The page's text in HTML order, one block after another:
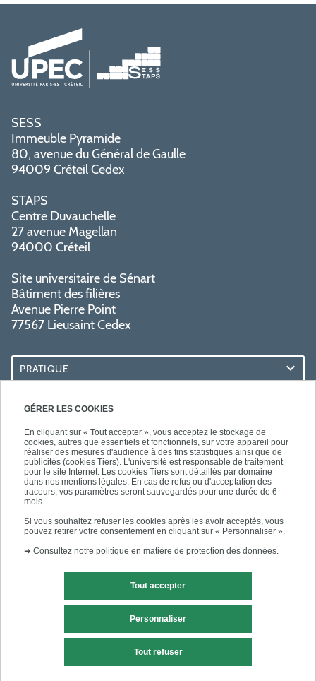
GÉRER LES COOKIES
En cliquant sur « Tout accepter », vous acceptez le stockage de
cookies, autres que essentiels et fonctionnels, sur votre appareil pour
réaliser des mesures d'audience à des fins statistiques ainsi que de
publicités (cookies Tiers). L'université est responsable de traitement
pour le site Internet. Les cookies Tiers sont détaillés par domaine
dans nos mentions légales. En cas de refus ou d'acceptation des
traceurs, vos paramètres seront sauvegardés pour une durée de 6
mois.
Si vous souhaitez refuser les cookies après les avoir acceptés, vous
pouvez retirer votre consentement en cliquant sur « Personnaliser ».
➜ Consultez notre politique en matière de protection des données.
Tout accepter
Tout refuser
Personnaliser
SESS
Immeuble Pyramide
80, avenue du Général de Gaulle
94009 Créteil Cedex
STAPS
Centre Duvauchelle
27 avenue Magellan
94000 Créteil
Site universitaire de Sénart
Bâtiment des filières
Avenue Pierre Point
77567 Lieusaint Cedex
PRATIQUE
ACCÈS RAPIDES
SUIVEZ-NOUS
Contact
Plans d'accès Plan du site